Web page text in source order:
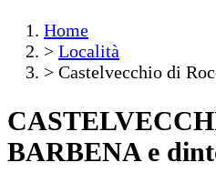
Home
> Località
> Castelvecchio di
BARBENA e